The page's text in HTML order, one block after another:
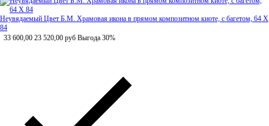
Неувядаемый Цвет Б.М. Храмовая икона в прямом композитном киоте, с багетом, 64 Х
84
33 600,00 23 520,00 руб Выгода 30%